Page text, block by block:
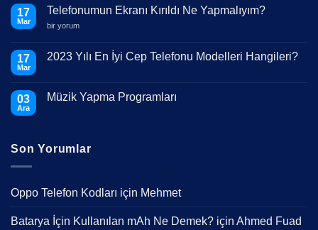
17
Mar
Telefonumun Ekranı Kırıldı Ne Yapmalıyım?
Telefonumun
Ne
Yapmalıyım?
bir yorum
17
Mar
2023 Yılı En İyi Cep Telefonu Modelleri Hangileri?
Yılı
Hangileri?
03
Ara
Müzik Yapma Programları
Programları
Son Yorumlar
Oppo Telefon Kodları için Mehmet
Batarya İçin Kullanılan mAh Ne Demek? için Ahmed Fuad